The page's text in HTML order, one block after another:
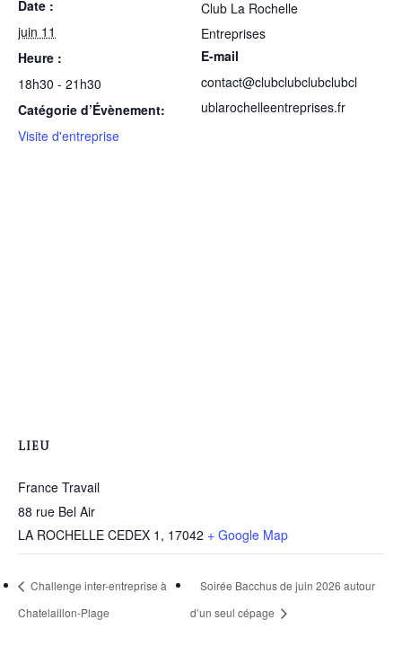
Date :
juin 11
Heure :
18h30 - 21h30
Catégorie d’Évènement:
Visite d'entreprise
Club La Rochelle
Entreprises
E-mail
contact@clubclubclubclubcl
ublarochelleentreprises.fr
LIEU
France Travail
88 rue Bel Air
LA ROCHELLE CEDEX 1 , 17042 + Google Map
Challenge inter-entreprise à
Chatelaillon-Plage
Soirée Bacchus de juin 2026 autour
d’un seul cépage